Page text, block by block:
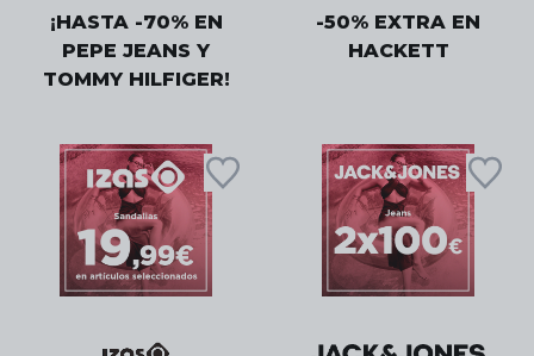
¡HASTA -70% EN
PEPE JEANS Y
TOMMY HILFIGER!
-50% EXTRA EN
HACKETT